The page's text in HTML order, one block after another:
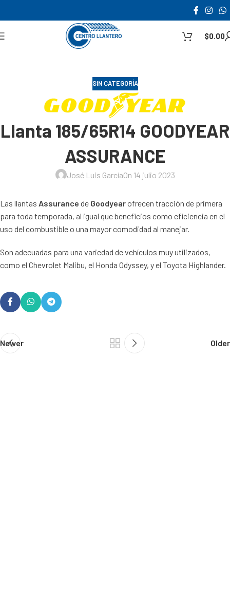
$0.00
SIN CATEGORÍA
Llanta 185/65R14 GOODYEAR
ASSURANCE
José Luis GarcíaOn 14 julio 2023
Las llantas Assurance de Goodyearofrecen tracción de primera
para toda temporada, al igual que beneficios como eficiencia en el
uso del combustible o una mayor comodidad al manejar.
Son adecuadas para una variedad de vehículos muy utilizados,
como el Chevrolet Malibu, el Honda Odyssey, y el Toyota Highlander.
Newer Older